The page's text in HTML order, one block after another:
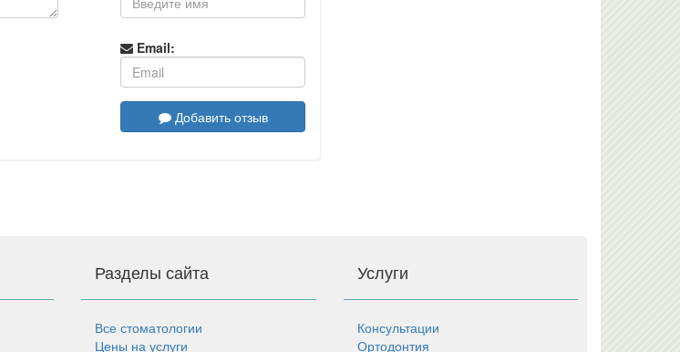
Email:
Добавить отзыв
Разделы сайта
Все стоматологии
Цены на услуги
Услуги
Консультации
Ортодонтия